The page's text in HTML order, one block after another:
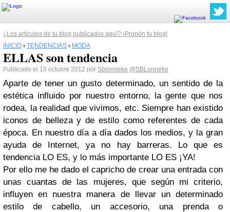
¿Los artículos de tu blog publicados aquí? ¡Propón tu blog!
INICIO › TENDENCIAS › MODA
ELLAS son tendencia
Publicado el 10 octubre 2012 por Sblonneke @SBLonneke
Aparte de tener un gusto determinado, un sentido de la
estética influido por nuestro entorno, la gente que nos
rodea, la realidad que vivimos, etc. Siempre han existido
iconos de belleza y de estilo como referentes de cada
época. En nuestro día a día dados los medios, y la gran
ayuda de Internet, ya no hay barreras. Lo que es
tendencia LO ES, y lo más importante LO ES ¡YA!
Por ello me he dado el capricho de crear una entrada con
unas cuantas de las mujeres, que según mi criterio,
influyen en nuestra manera de llevar un determinado
estilo de cabello, un accesorio, una prenda o